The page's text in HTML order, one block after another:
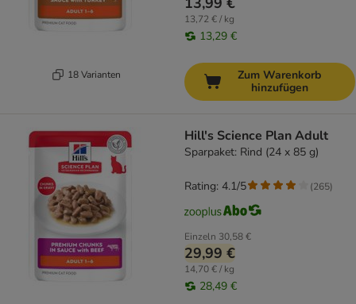
18 Varianten
13,72 € / kg
13,29 €
Zum Warenkorb
hinzufügen
Hill's Science Plan Adult
Sparpaket: Rind (24 x 85 g)
Einzeln 30,58 €
29,99 €
14,70 € / kg
28,49 €
Rating: 4.1/5 (265)